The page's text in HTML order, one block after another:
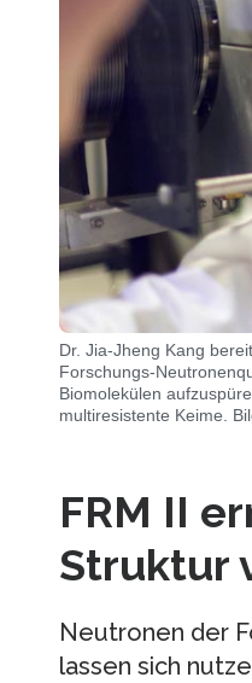
Dr. Jia-Jheng Kang
Forschungs-
Biomolekülen
multiresistente Keime.
FRM II
Struktur
Neutronen der
lassen sich